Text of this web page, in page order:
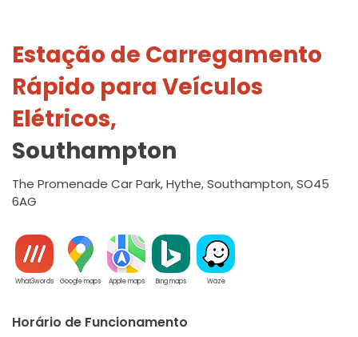
Estação de Carregamento
Rápido para Veículos
Elétricos,
Southampton
The Promenade Car Park, Hythe, Southampton, SO45
6AG
What3words Google maps Apple maps Bing maps Waze
Horário de Funcionamento